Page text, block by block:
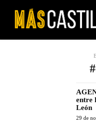
entre
León
29 de